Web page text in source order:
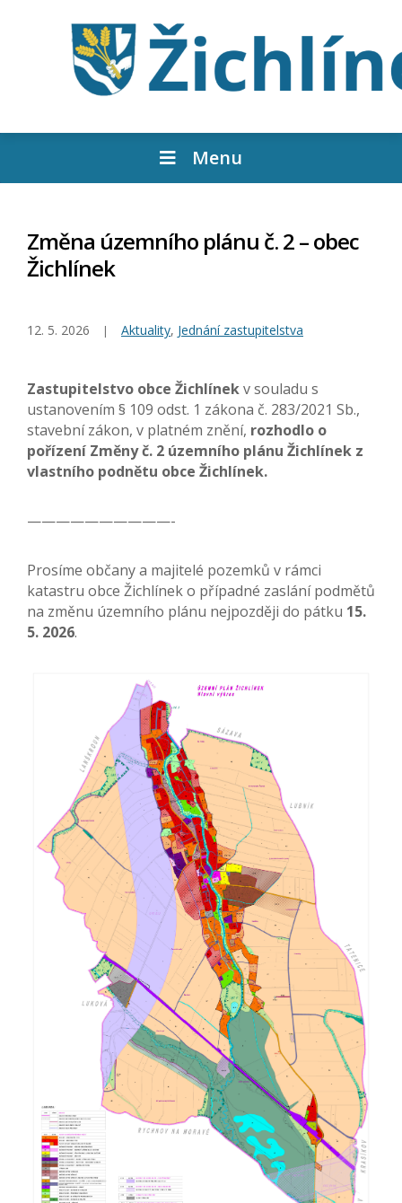
Menu
Změna územního plánu č. 2 – obec
Žichlínek
12. 5. 2026 Aktuality, Jednání zastupitelstva
Zastupitelstvo obce Žichlínekv souladu s
ustanovením § 109 odst. 1 zákona č. 283/2021 Sb.,
stavební zákon, v platném znění, rozhodlo o
pořízení Změny č. 2 územního plánu Žichlínek z
vlastního podnětu obce Žichlínek.
——————————-
Prosíme občany a majitelé pozemků v rámci
katastru obce Žichlínek o případné zaslání podmětů
na změnu územního plánu nejpozději do pátku 15.
5. 2026.